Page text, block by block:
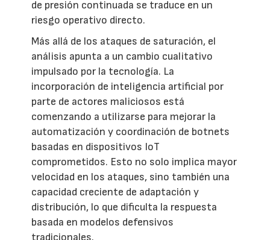
de presión continuada se traduce en un
riesgo operativo directo.
Más allá de los ataques de saturación, el
análisis apunta a un cambio cualitativo
impulsado por la tecnología. La
incorporación de inteligencia artificial por
parte de actores maliciosos está
comenzando a utilizarse para mejorar la
automatización y coordinación de botnets
basadas en dispositivos IoT
comprometidos. Esto no solo implica mayor
velocidad en los ataques, sino también una
capacidad creciente de adaptación y
distribución, lo que dificulta la respuesta
basada en modelos defensivos
tradicionales.